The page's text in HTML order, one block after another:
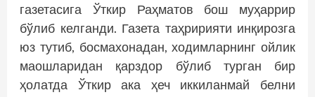
газетасига Ўткир Раҳматов бош муҳаррир
бўлиб келганди. Газета таҳририяти инқирозга
юз тутиб, босмахонадан, ходимларнинг ойлик
маошларидан қарздор бўлиб турган бир
ҳолатда Ўткир ака ҳеч иккиланмай белни